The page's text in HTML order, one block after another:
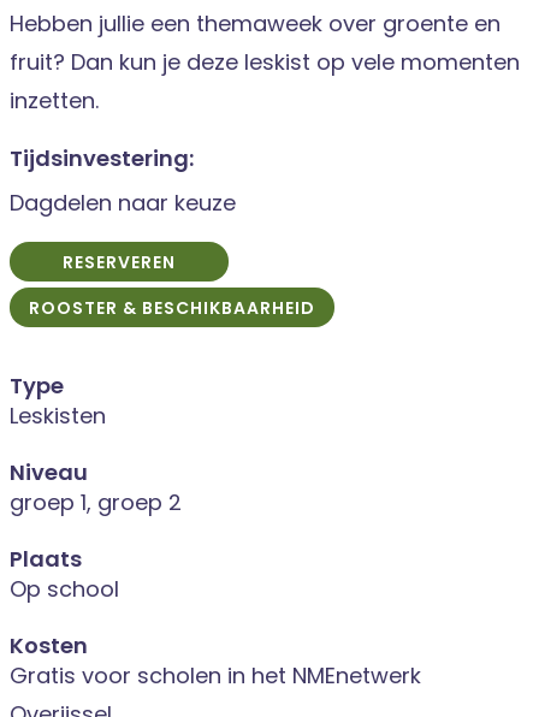
Hebben jullie een themaweek over groente en
fruit? Dan kun je deze leskist op vele momenten
inzetten.
Tijdsinvestering:
Dagdelen naar keuze
RESERVEREN
ROOSTER & BESCHIKBAARHEID
Type
Leskisten
Niveau
groep 1, groep 2
Plaats
Op school
Kosten
Gratis voor scholen in het NMEnetwerk